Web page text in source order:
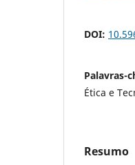
DOI:
Palavras-
Ética e
Resumo